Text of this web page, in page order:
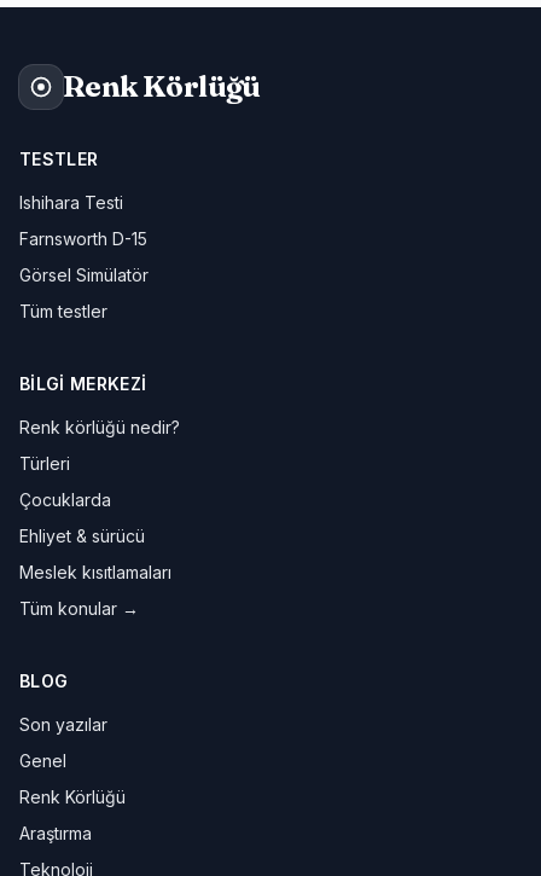
Renk Körlüğü
TESTLER
Ishihara Testi
Farnsworth D-15
Görsel Simülatör
Tüm testler
BILGI MERKEZI
Renk körlüğü nedir?
Türleri
Çocuklarda
Ehliyet & sürücü
Meslek kısıtlamaları
Tüm konular →
BLOG
Son yazılar
Genel
Renk Körlüğü
Araştırma
Teknoloji